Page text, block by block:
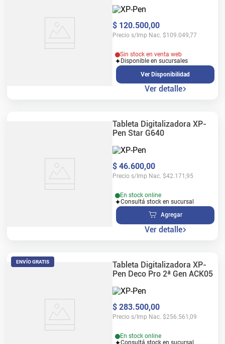
$ 120.500,00
Precio s/Imp Nac. $109.049,77
Sin stock en venta web
Disponible en sucursales
Ver Disponibilidad
Ver detalle
Tableta Digitalizadora XP-
Pen Star G640
$ 46.600,00
Precio s/Imp Nac. $42.171,95
En stock online
Consultá stock en sucursal
Agregar
Ver detalle
ENVÍO GRATIS
Tableta Digitalizadora XP-
Pen Deco Pro 2ª Gen ACK05
$ 283.500,00
Precio s/Imp Nac. $256.561,09
En stock online
Consultá stock en sucursal